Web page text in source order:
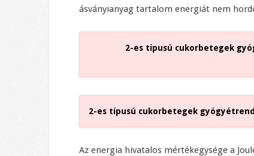
ásványianyag tartalom energiát nem
2-es típusú cukorbetegek
2-es típusú cukorbetegek
Az energia hivatalos mértékegysége a